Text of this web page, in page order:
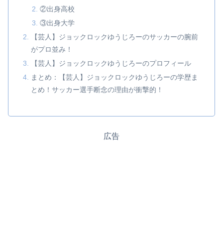
②出身高校
③出身大学
【芸人】ジョックロックゆうじろーのサッカーの腕前
がプロ並み！
【芸人】ジョックロックゆうじろーのプロフィール
まとめ：【芸人】ジョックロックゆうじろーの学歴ま
とめ！サッカー選手断念の理由が衝撃的！
広告